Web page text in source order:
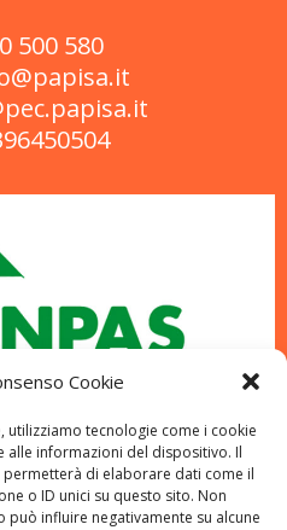
Cookie
utilizziamo tecnologie come i cookie
alle informazioni del dispositivo. Il
di elaborare dati come il
o ID unici su questo sito. Non
influire negativamente su alcune
500 580